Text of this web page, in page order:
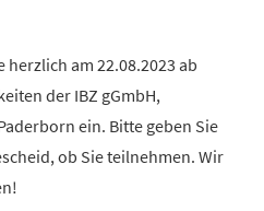
herzlich am 22.08.2023 ab
der IBZ gGmbH,
ein. Bitte geben Sie
ob Sie teilnehmen. Wir